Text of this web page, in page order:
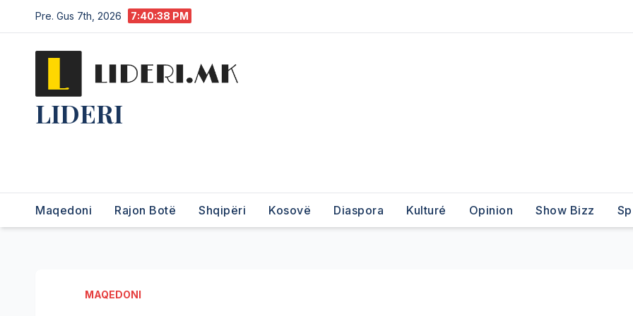
Pre. Gus 7th, 2026 7:40:39 PM
LIDERI
Maqedoni Rajon Botë Shqipëri Kosovë Diaspora Kulturé Opinion Show Bizz
MAQEDONI